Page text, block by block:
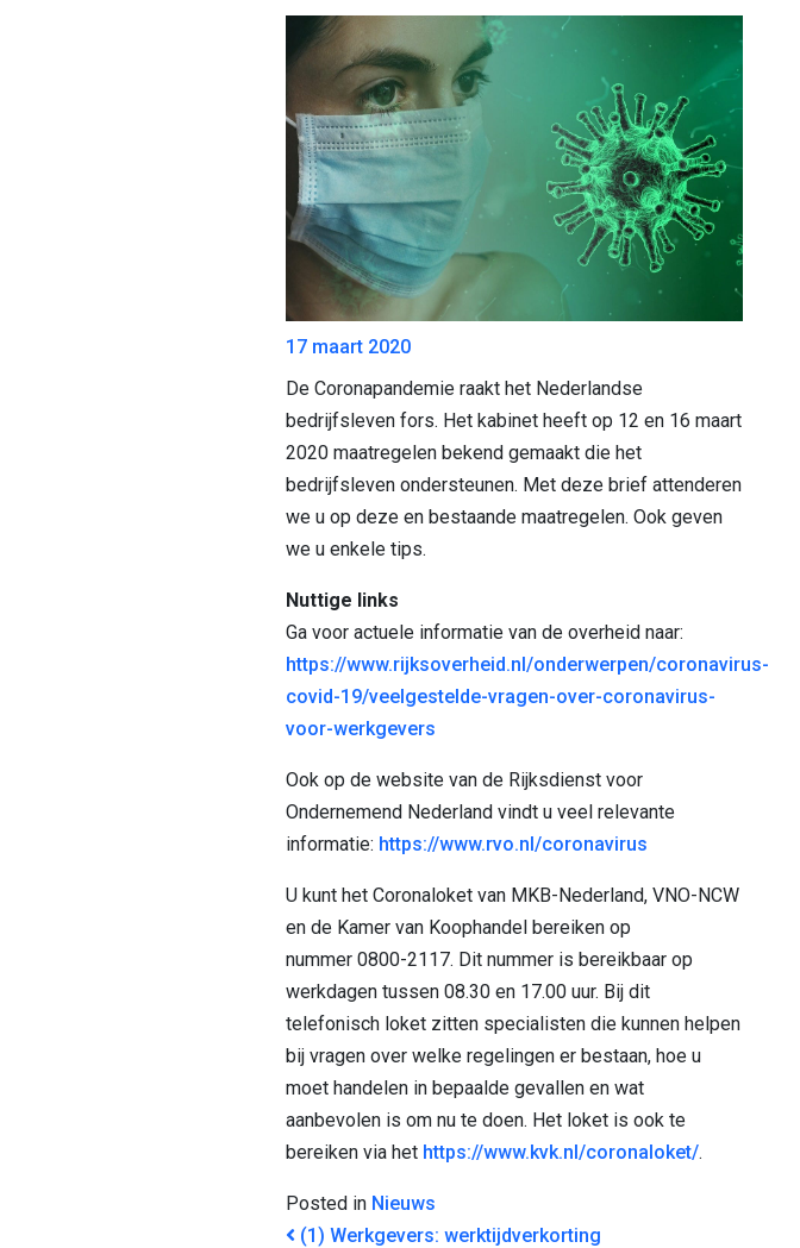
17 maart 2020
De Coronapandemie raakt het Nederlandse
bedrijfsleven fors. Het kabinet heeft op 12 en 16 maart
2020 maatregelen bekend gemaakt die het
bedrijfsleven ondersteunen. Met deze brief attenderen
we u op deze en bestaande maatregelen. Ook geven
we u enkele tips.
Nuttige links
Ga voor actuele informatie van de overheid naar:
https://www.rijksoverheid.nl/onderwerpen/coronavirus-
covid-19/veelgestelde-vragen-over-coronavirus-
voor-werkgevers
Ook op de website van de Rijksdienst voor
Ondernemend Nederland vindt u veel relevante
informatie: https://www.rvo.nl/coronavirus
U kunt het Coronaloket van MKB-Nederland, VNO-NCW
en de Kamer van Koophandel bereiken op
nummer 0800-2117. Dit nummer is bereikbaar op
werkdagen tussen 08.30 en 17.00 uur. Bij dit
telefonisch loket zitten specialisten die kunnen helpen
bij vragen over welke regelingen er bestaan, hoe u
moet handelen in bepaalde gevallen en wat
aanbevolen is om nu te doen. Het loket is ook te
bereiken via het https://www.kvk.nl/coronaloket/.
Posted in Nieuws
(1) Werkgevers: werktijdverkorting